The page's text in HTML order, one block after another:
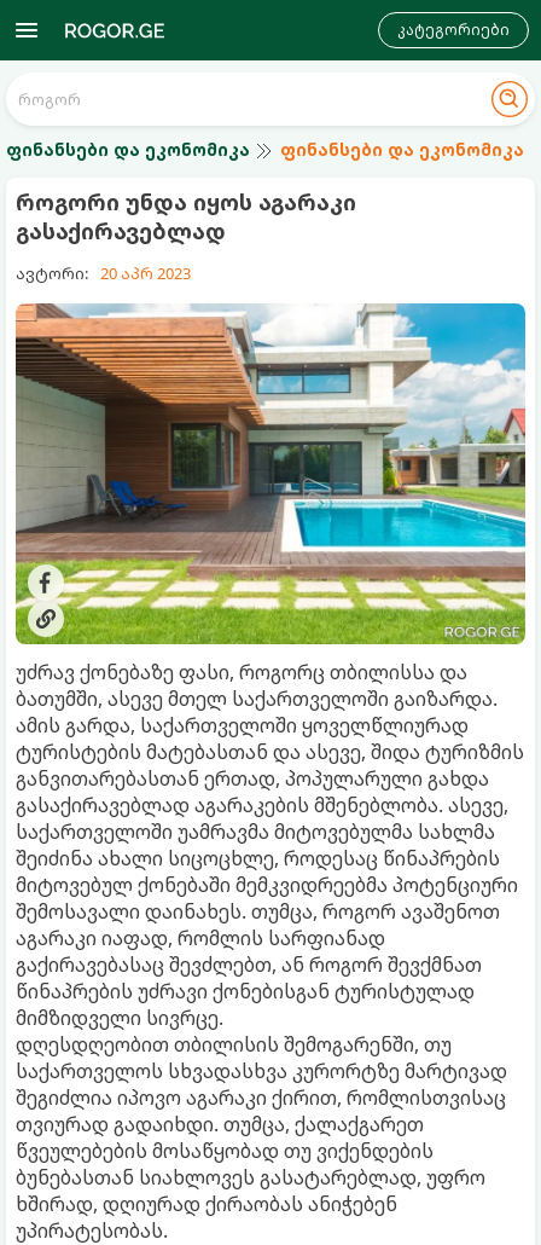
კატეგორიები
ფინანსები და ეკონომიკა ფინანსები და ეკონომიკა
როგორი უნდა იყოს აგარაკი
გასაქირავებლად
ავტორი: 20 აპრ 2023
უძრავ ქონებაზე ფასი, როგორც თბილისსა და
ბათუმში, ასევე მთელ საქართველოში გაიზარდა.
ამის გარდა, საქართველოში ყოველწლიურად
ტურისტების მატებასთან და ასევე, შიდა ტურიზმის
განვითარებასთან ერთად, პოპულარული გახდა
გასაქირავებლად აგარაკების მშენებლობა. ასევე,
საქართველოში უამრავმა მიტოვებულმა სახლმა
შეიძინა ახალი სიცოცხლე, როდესაც წინაპრების
მიტოვებულ ქონებაში მემკვიდრეებმა პოტენციური
შემოსავალი დაინახეს. თუმცა, როგორ ავაშენოთ
აგარაკი იაფად, რომლის სარფიანად
გაქირავებასაც შევძლებთ, ან როგორ შევქმნათ
წინაპრების უძრავი ქონებისგან ტურისტულად
მიმზიდველი სივრცე.
დღესდღეობით თბილისის შემოგარენში, თუ
საქართველოს სხვადასხვა კურორტზე მარტივად
შეგიძლია იპოვო აგარაკი ქირით, რომლისთვისაც
თვიურად გადაიხდი. თუმცა, ქალაქგარეთ
წვეულებების მოსაწყობად თუ ვიქენდების
ბუნებასთან სიახლოვეს გასატარებლად, უფრო
ხშირად, დღიურად ქირაობას ანიჭებენ
უპირატესობას.